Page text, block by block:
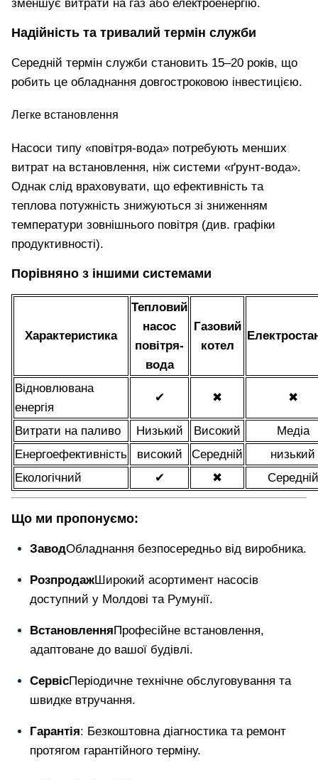
зменшує витрати на газ або електроенергію.
Надійність та тривалий термін служби
Середній термін служби становить 15–20 років, що
робить це обладнання довгостроковою інвестицією.
Легке встановлення
Насоси типу «повітря-вода» потребують менших
витрат на встановлення, ніж системи «ґрунт-вода».
Однак слід враховувати, що ефективність та
теплова потужність знижуються зі зниженням
температури зовнішнього повітря (див. графіки
продуктивності).
Порівняно з іншими системами
Характеристика
Тепловий
насос
повітря-
вода
Газовий
котел
Відновлювана
енергія
✔ ✖ ✖
Витрати на паливо Низький Високий
Медіа
Енергоефективність
високий Середній
низький
Екологічний
✔ ✖ Середній
Що ми пропонуємо:
ЗаводОбладнання безпосередньо від виробника.
РозпродажШирокий асортимент насосів
доступний у Молдові та Румунії.
ВстановленняПрофесійне встановлення,
адаптоване до вашої будівлі.
СервісПеріодичне технічне обслуговування та
швидке втручання.
Гарантія: Безкоштовна діагностика та ремонт
протягом гарантійного терміну.